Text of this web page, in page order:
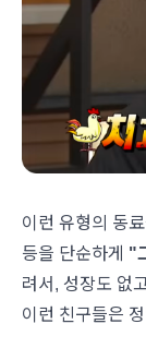
이런 유형의 동
등을 단순하게 "
려서, 성장도 없
이런 친구들은